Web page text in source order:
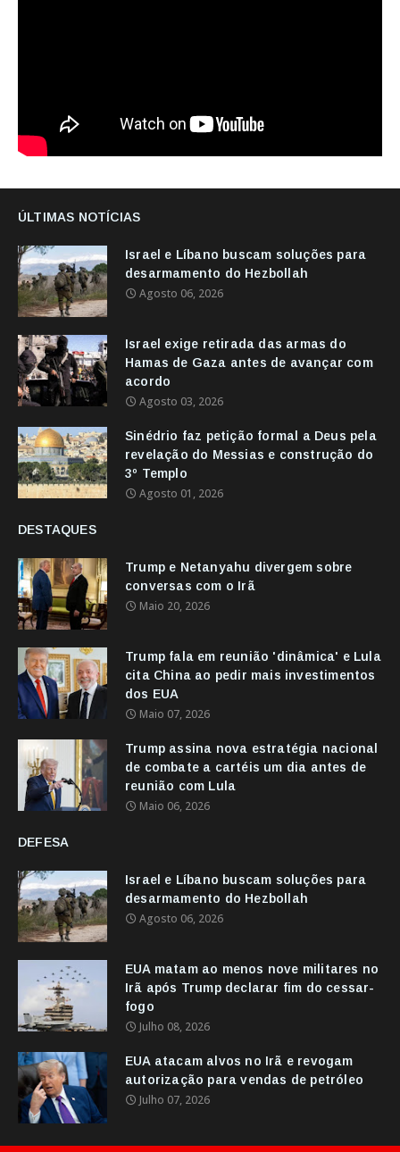
ÚLTIMAS NOTÍCIAS
Israel e Líbano buscam soluções para
desarmamento do Hezbollah
Agosto 06, 2026
Israel exige retirada das armas do
Hamas de Gaza antes de avançar com
acordo
Agosto 03, 2026
Sinédrio faz petição formal a Deus pela
revelação do Messias e construção do
3º Templo
Agosto 01, 2026
DESTAQUES
Trump e Netanyahu divergem sobre
conversas com o Irã
Maio 20, 2026
Trump fala em reunião 'dinâmica' e Lula
cita China ao pedir mais investimentos
dos EUA
Maio 07, 2026
Trump assina nova estratégia nacional
de combate a cartéis um dia antes de
reunião com Lula
Maio 06, 2026
DEFESA
Israel e Líbano buscam soluções para
desarmamento do Hezbollah
Agosto 06, 2026
EUA matam ao menos nove militares no
Irã após Trump declarar fim do cessar-
fogo
Julho 08, 2026
EUA atacam alvos no Irã e revogam
autorização para vendas de petróleo
Julho 07, 2026